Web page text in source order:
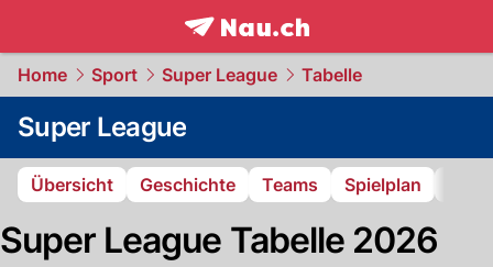
frontpage.NAU.ch
Home Sport Super League Tabelle
Super League
Übersicht Geschichte Teams Spielplan
Super League Tabelle 2026